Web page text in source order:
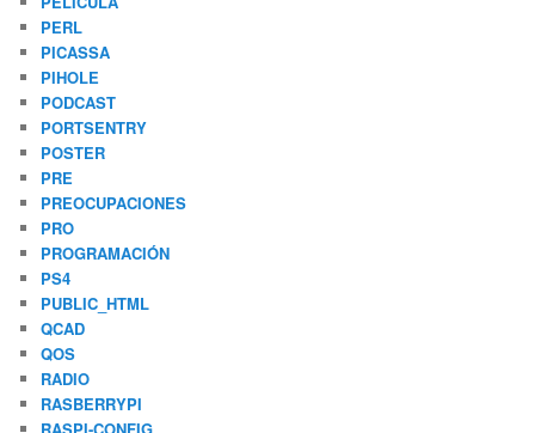
PERL
PICASSA
PIHOLE
PODCAST
PORTSENTRY
POSTER
PRE
PREOCUPACIONES
PRO
PROGRAMACIÓN
PS4
PUBLIC_HTML
QCAD
QOS
RADIO
RASBERRYPI